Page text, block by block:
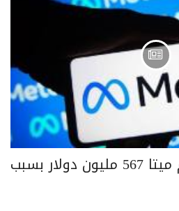
محكمة أميركية تغرم ميتا 567 مليون دولار بسبب